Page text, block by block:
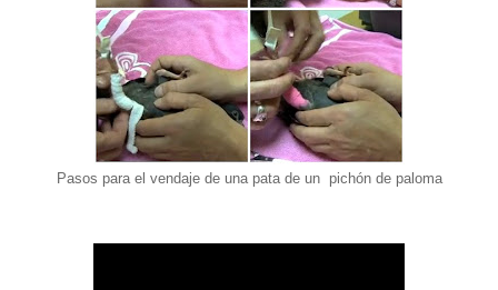
Pasos para el vendaje de una pata de un pichón de paloma